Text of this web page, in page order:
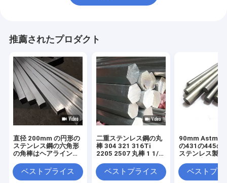
推薦されたプロダクト
直径 200mm の円形の
ステンレス鋼の六角形
の角棒はヘアラインを
430 430f 310S
ベストプライス
二重ステンレス鋼の丸
棒 304 321 316Ti
2205 2507 丸棒 1 1/2"
ベストプライス
90mm Astm
の431の445の
ステンレス製の
ベストプラ